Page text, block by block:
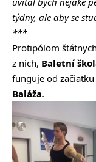
týdny, ale aby se
***
Protipólom
z nich, Baletní
funguje od
Baláža.